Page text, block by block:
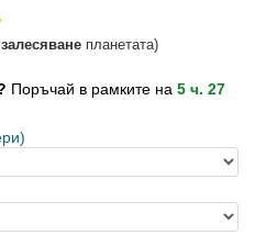
залесяване планетата)
Поръчай в рамките на 5 ч. 27